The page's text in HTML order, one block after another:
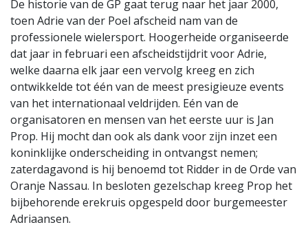
De historie van de GP gaat terug naar het jaar 2000,
toen Adrie van der Poel afscheid nam van de
professionele wielersport. Hoogerheide organiseerde
dat jaar in februari een afscheidstijdrit voor Adrie,
welke daarna elk jaar een vervolg kreeg en zich
ontwikkelde tot één van de meest presigieuze events
van het internationaal veldrijden. Eén van de
organisatoren en mensen van het eerste uur is Jan
Prop. Hij mocht dan ook als dank voor zijn inzet een
koninklijke onderscheiding in ontvangst nemen;
zaterdagavond is hij benoemd tot Ridder in de Orde van
Oranje Nassau. In besloten gezelschap kreeg Prop het
bijbehorende erekruis opgespeld door burgemeester
Adriaansen.